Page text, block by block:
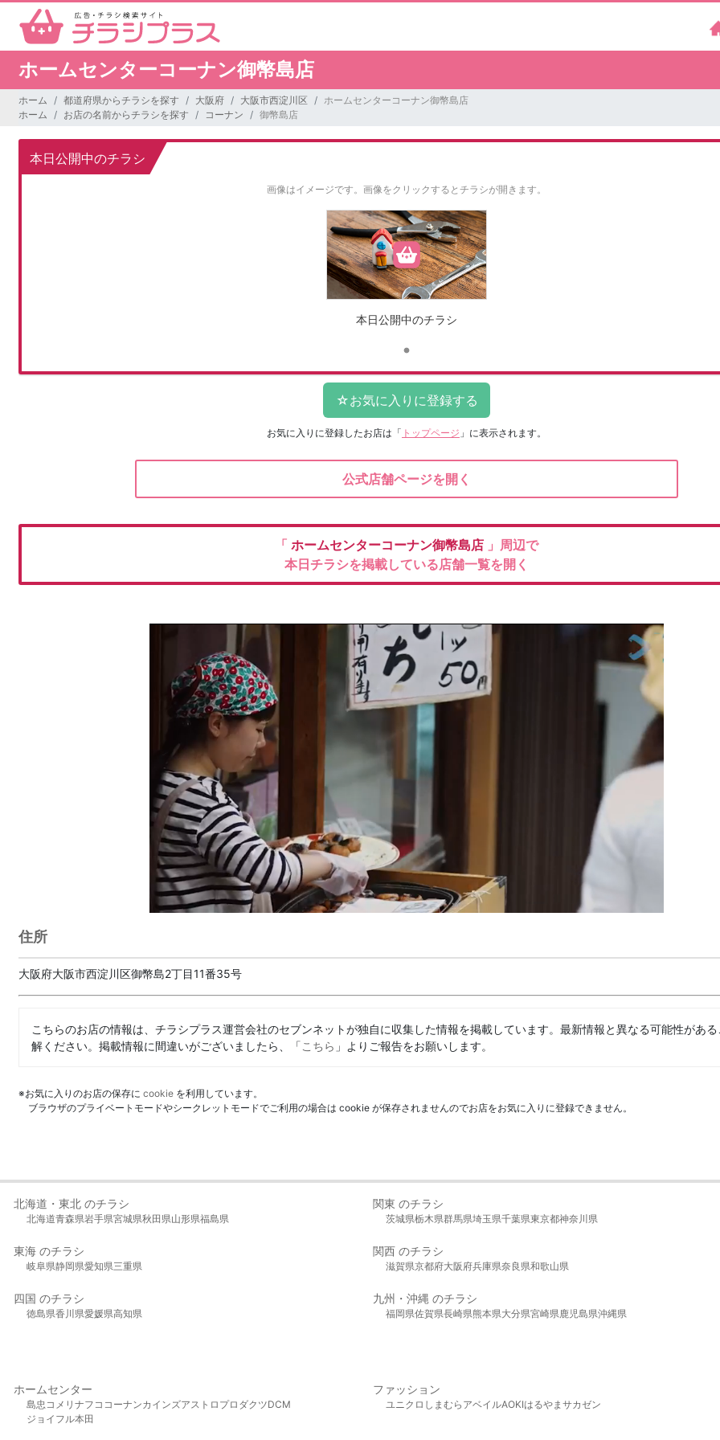
ホームセンターコーナン御幣島店
ホーム 都道府県からチラシを探す 大阪府 大阪市西淀川区
ホームセンターコーナン御幣島店
ホーム
お店の名前からチラシを探す コーナン 御幣島店
本日公開中のチラシ
画像はイメージです。 画像をクリックするとチラシが開きます。
本日公開中のチラシ
お気に入りに登録したお店は 「 トップページ 」に表示されます。
公式店舗ページを開く
「 ホームセンターコーナン御幣島店 」周辺で
本日チラシを掲載している店舗一覧を開く
住所
大阪府大阪市西淀川区御幣島2丁目11番35号
こちらのお店の情報は、チラシプラス運営会社のセブンネットが独自に収集した情報を掲載しています。最新情報と異なる可能性があ
解ください。掲載情報に間違いがございましたら、「こちら 」よりご報告をお願いします。
※お気に入りのお店の保存に cookie を利用しています。
ブラウザのプライベートモードやシークレットモードでご利用の場合は cookie が保存されませんのでお店をお気に入りに登録できません。
北海道・東北 のチラシ
北海道青森県岩手県宮城県秋田県山形県福島県
関東 のチラシ
茨城県栃木県群馬県埼玉県千葉県東京都神奈川県
東海 のチラシ
岐阜県静岡県愛知県三重県
関西 のチラシ
滋賀県京都府大阪府兵庫県奈良県和歌山県
四国 のチラシ
徳島県香川県愛媛県高知県
九州・沖縄 のチラシ
福岡県佐賀県長崎県熊本県大分県宮崎県鹿児島県沖縄県
ホームセンター
島忠 コメリ ナフコ コーナンカインズアストロプロダクツDCM
ジョイフル本田
ファッション
ユニクロ しまむら アベイルAOKIはるやま サカゼン